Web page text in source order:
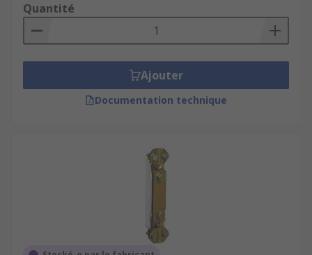
Quantité
Ajouter
Documentation technique